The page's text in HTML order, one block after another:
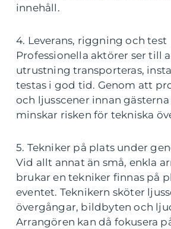
innehåll.
4. Leverans, riggning och test
Professionella aktörer ser till
utrustning transporteras,
testas i god tid. Genom att
och ljusscener innan
minskar risken för tekniska
5. Tekniker på plats under
Vid allt annat än små, enkla
brukar en tekniker finnas på
eventet. Teknikern sköter
övergångar, bildbyten och
Arrangören kan då fokusera